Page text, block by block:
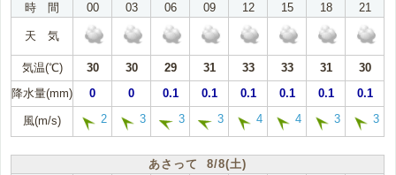
時 間
00 03 06 09 12 15 18 21
天 気
気温(℃) 30 30 29 31 33 33 31
30
降水量(mm)
0 0 0.1 0.1 0.1 0.1 0.1 0.1
風(m/s) 2 3 3 3 4 4 3 3
あさって 8/8(土)